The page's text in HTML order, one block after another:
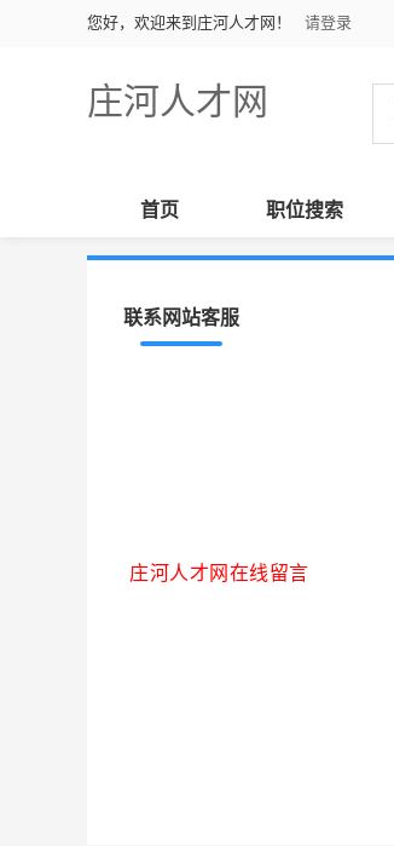
您好，欢迎来到庄河人才网！ 请登录
庄河人才网
首页 职位搜索
联系网站客服
庄河人才网在线留言